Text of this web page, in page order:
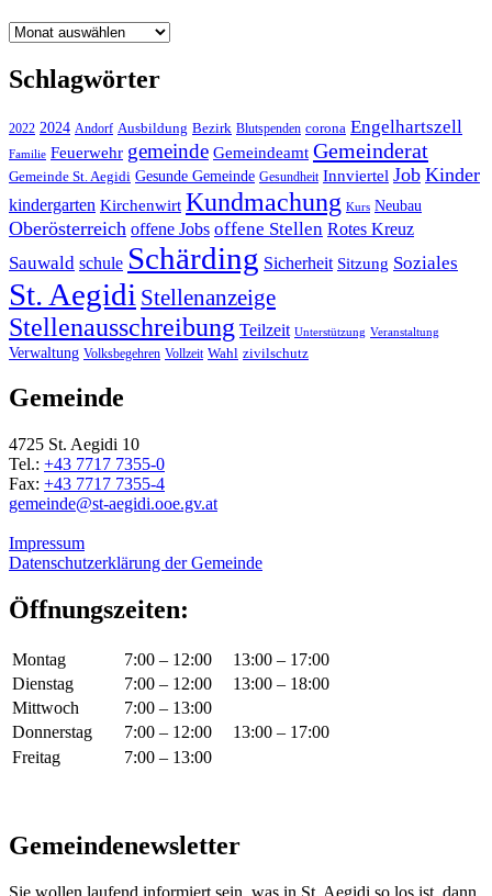
Archiv
Schlagwörter
2022 2024 Andorf Ausbildung Bezirk Blutspenden corona Engelhartszell
Familie Feuerwehr gemeinde Gemeindeamt Gemeinderat
Gemeinde St. Aegidi Gesunde Gemeinde Gesundheit Innviertel Job Kinder
kindergarten Kirchenwirt Kundmachung Kurs Neubau
Oberösterreich offene Jobs offene Stellen Rotes Kreuz
Sauwald schule Schärding Sicherheit Sitzung Soziales
St. Aegidi Stellenanzeige
Stellenausschreibung Teilzeit Unterstützung Veranstaltung
Verwaltung Volksbegehren Vollzeit Wahl zivilschutz
Gemeinde
4725 St. Aegidi 10
Tel.: +43 7717 7355-0
Fax: +43 7717 7355-4
gemeinde@st-aegidi.ooe.gv.at
Impressum
Datenschutzerklärung der Gemeinde
Öffnungszeiten:
Montag 7:00 – 12:00
13:00 – 17:00
Dienstag
7:00 – 12:00
13:00 – 18:00
Mittwoch
7:00 – 13:00
Donnerstag
7:00 – 12:00
13:00 – 17:00
Freitag
7:00 – 13:00
Gemeindenewsletter
Sie wollen laufend informiert sein, was in St. Aegidi so los ist, dann